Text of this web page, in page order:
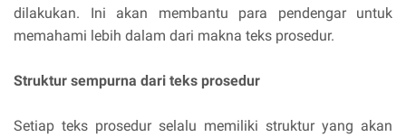
dilakukan. Ini akan membantu para pendengar untuk
memahami lebih dalam dari makna teks prosedur.
Struktur sempurna dari teks prosedur
Setiap teks prosedur selalu memiliki struktur yang akan